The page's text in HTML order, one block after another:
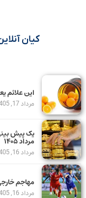
کیان
این علائم
مرداد 17, 1405
مرداد ۱۴۰۵
مرداد 16, 1405
مهاجم
مرداد 16, 1405